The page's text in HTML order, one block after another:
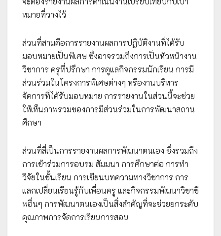
หมายที่วางไว้
ส่วนที่สามคือการรายงานผลการปฏิบัติงานที่ได้รับ
มอบหมายเป็นพิเศษ ซึ่งอาจรวมถึงการเป็นหัวหน้างาน
วิชาการ ครูที่ปรึกษา การดูแลกิจกรรมนักเรียน การมี
ส่วนร่วมในโครงการพิเศษต่างๆ หรืองานบริหาร
จัดการที่ได้รับมอบหมาย การรายงานในส่วนนี้จะช่วย
ให้เห็นภาพรวมของการมีส่วนร่วมในการพัฒนาสถาน
ศึกษา
ส่วนที่สี่เป็นการรายงานผลการพัฒนาตนเอง ซึ่งรวมถึง
การเข้าร่วมการอบรม สัมมนา การศึกษาต่อ การทำ
วิจัยในชั้นเรียน การเขียนบทความทางวิชาการ การ
แลกเปลี่ยนเรียนรู้กับเพื่อนครู และกิจกรรมพัฒนาวิชาชี
พอื่นๆ การพัฒนาตนเองเป็นสิ่งสำคัญที่จะช่วยยกระดับ
คุณภาพการจัดการเรียนการสอน